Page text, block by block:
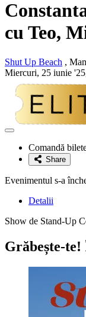
cu Teo,
Shut Up Beach ,
Miercuri, 25 iunie
Adaugă
favoriteComandă
Share
Evenimentul s-a
Detalii
Show de Stand-Up
Grăbește-te!